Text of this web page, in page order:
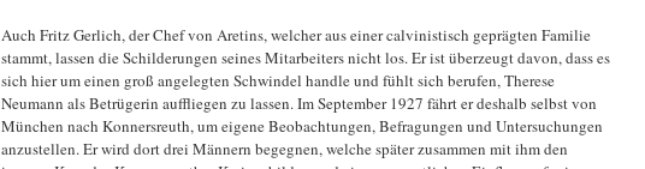
Auch Fritz Gerlich, der Chef von Aretins, welcher aus einer calvinistisch geprägten Familie
stammt, lassen die Schilderungen seines Mitarbeiters nicht los. Er ist überzeugt davon, dass es
sich hier um einen groß angelegten Schwindel handle und fühlt sich berufen, Therese
Neumann als Betrügerin auffliegen zu lassen. Im September 1927 fährt er deshalb selbst von
München nach Konnersreuth, um eigene Beobachtungen, Befragungen und Untersuchungen
anzustellen. Er wird dort drei Männern begegnen, welche später zusammen mit ihm den